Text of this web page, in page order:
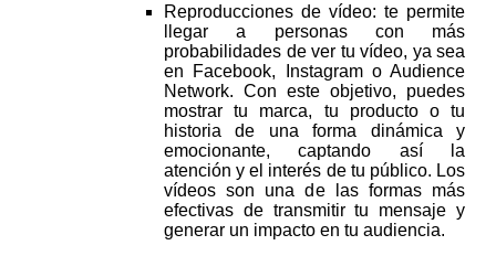
Reproducciones de vídeo: te permite
llegar a personas con más
probabilidades de ver tu vídeo, ya sea
en Facebook, Instagram o Audience
Network. Con este objetivo, puedes
mostrar tu marca, tu producto o tu
historia de una forma dinámica y
emocionante, captando así la
atención y el interés de tu público. Los
vídeos son una de las formas más
efectivas de transmitir tu mensaje y
generar un impacto en tu audiencia.